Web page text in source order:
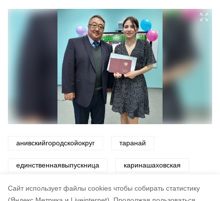
Cайт использует файлы cookies чтобы собирать статистику
анивскийгородскойокруг таранай
единственнаявыпускница каринашаховская
андрейсаулей